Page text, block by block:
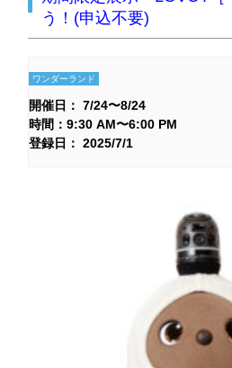
う！(申込不要)
ワンダーランド
開催日： 7/24〜8/24
時間：9:30 AM〜6:00 PM
登録日： 2025/7/1